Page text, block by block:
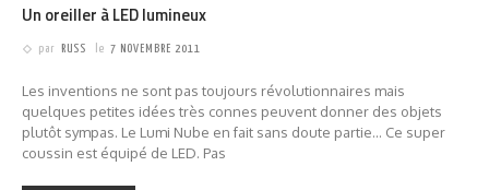
Un oreiller à LED lumineux
par RUSS le 7 NOVEMBRE 2011
Les inventions ne sont pas toujours révolutionnaires mais
quelques petites idées très connes peuvent donner des objets
plutôt sympas. Le Lumi Nube en fait sans doute partie... Ce super
coussin est équipé de LED. Pas